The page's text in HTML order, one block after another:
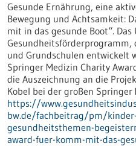
Gesunde Ernährung, eine
Bewegung und Achtsamkeit:
mit in das gesunde Boot“. Das
Gesundheitsförderprogramm,
und Grundschulen entwickelt
Springer Medizin Charity
die Auszeichnung an die
Kobel bei der großen Springer
https://
bw.de/fachbeitrag/pm/
gesundheitsthemen-
award-fuer-komm-mit-das-